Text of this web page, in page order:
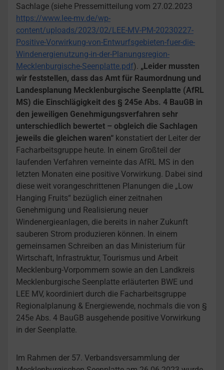
Sachlage (siehe Pressemitteilung vom 27.02.2023
https://www.lee-mv.de/wp-
content/uploads/2023/02/LEE-MV-PM-20230227-
Positive-Vorwirkung-von-Entwurfsgebieten-fuer-die-
Windenergienutzung-in-der-Planungsregion-
Mecklenburgische-Seenplatte.pdf). „Leider mussten
wir feststellen, dass das Amt für Raumordnung und
Landesplanung Mecklenburgische Seenplatte (AfRL
MS) die Einschlägigkeit des § 245e Abs. 4 BauGB in
den jeweiligen Genehmigungsverfahren sehr
unterschiedlich bewertet – obgleich die Sachlagen
jeweils die gleichen waren“ konstatiert der Leiter der
Facharbeitsgruppe heute. In einem Großteil der
laufenden Verfahren verneinte das AfRL MS in den
letzten Monaten eine positive Vorwirkung. Dabei sind
diese weit vorangeschrittenen Planungen die „Low
Hanging Fruits“ bezüglich einer zeitnahen
Genehmigung und Realisierung neuer
Windenergieanlagen, die bereits in naher Zukunft
sauberen Strom produzieren können. In einem
gemeinsamen Schreiben an das Ministerium für
Wirtschaft, Infrastruktur, Tourismus und Arbeit
Mecklenburg-Vorpommern sowie an den Landkreis
Mecklenburgische Seenplatte erläuterten BWE und
LEE MV, koordiniert durch die Facharbeitsgruppe
Regionalplanung & Energiewende, nochmals die von §
245e Abs. 4 BauGB ausgehende positive Vorwirkung
in der Seenplatte.
Im Rahmen der 57. Verbandsversammlung der